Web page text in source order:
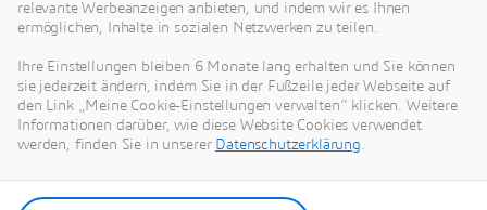
Unsere aktuellen Neuigkeiten
Hier finden Sie alle Pressemitteilungen und
Medienberichte von Dassault Systèmes.
relevante Werbeanzeigen anbieten, und indem wir es Ihnen
ermöglichen, Inhalte in sozialen Netzwerken zu teilen.
Ihre Einstellungen bleiben 6 Monate lang erhalten und Sie können
sie jederzeit ändern, indem Sie in der Fußzeile jeder Webseite auf
den Link „Meine Cookie-Einstellungen verwalten“ klicken. Weitere
Informationen darüber, wie diese Website Cookies verwendet
werden, finden Sie in unserer Datenschutzerklärung.